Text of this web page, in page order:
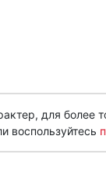
для более
воспользуйтесь